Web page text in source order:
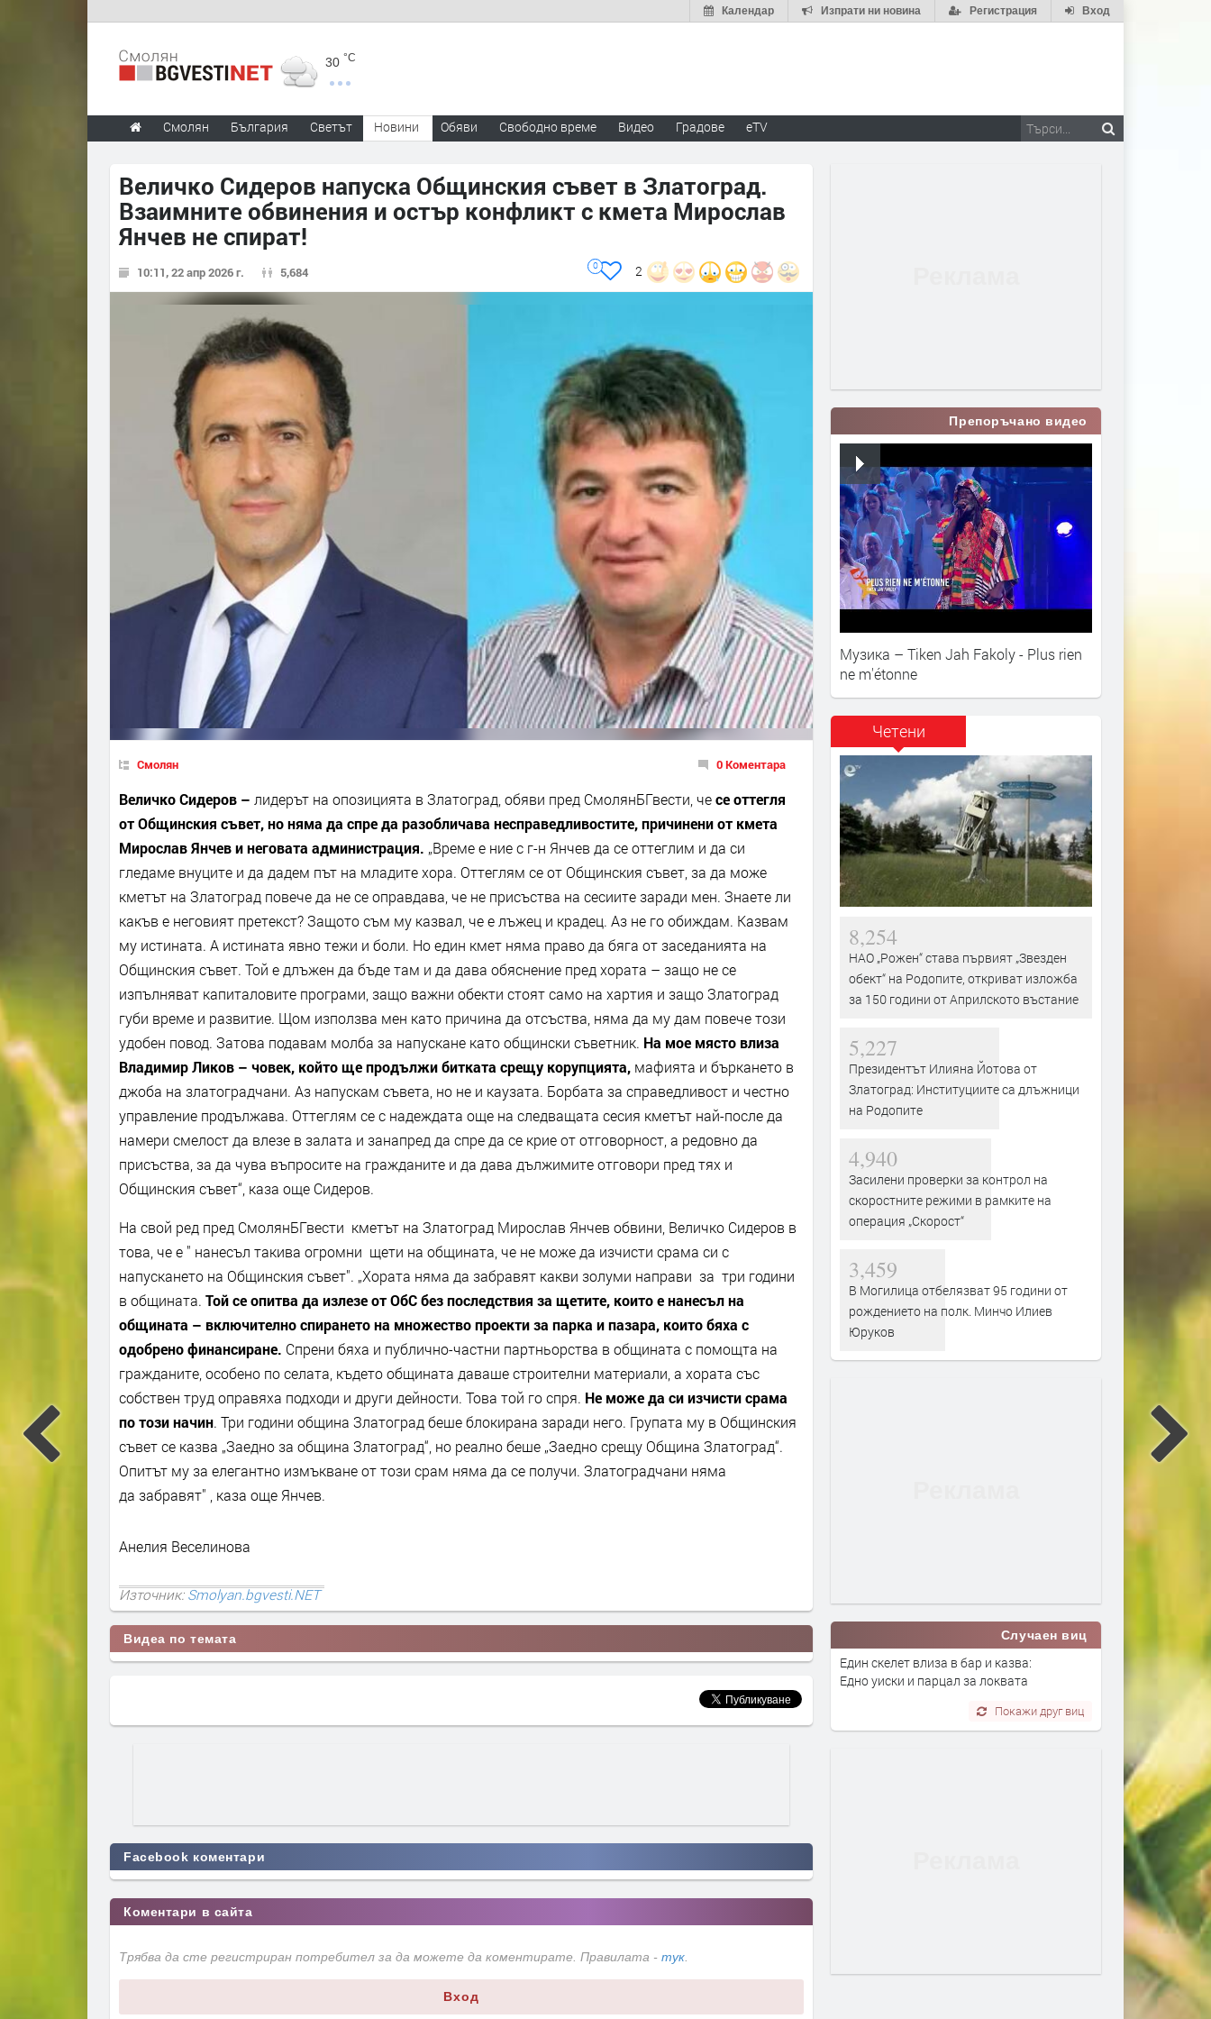
Вход
Регистрация
Изпрати ни новина
Календар
30 °C
Смолян България Светът Новини Обяви Свободно време Видео Градове eTV
Величко Сидеров напуска Общинския съвет в Златоград.
Взаимните обвинения и остър конфликт с кмета Мирослав
Янчев не спират!
10:11, 22 апр 2026 г. 5,684 2
0
Смолян 0 Коментара
Величко Сидеров – лидерът на опозицията в Златоград, обяви пред СмолянБГвести, чесе оттегля
от Общинския съвет, но няма да спре да разобличава несправедливостите, причинени от кмета
Мирослав Янчев и неговата администрация. „Време е ние с г-н Янчев да се оттеглим и да си
гледаме внуците и да дадем път на младите хора. Оттеглям се от Общинския съвет, за да може
кметът на Златоград повече да не се оправдава, че не присъства на сесиите заради мен. Знаете ли
какъв е неговият претекст? Защото съм му казвал, че е лъжец и крадец. Аз не го обиждам. Казвам
му истината. А истината явно тежи и боли. Но един кмет няма право да бяга от заседанията на
Общинския съвет. Той е длъжен да бъде там и да дава обяснение пред хората – защо не се
изпълняват капиталовите програми, защо важни обекти стоят само на хартия и защо Златоград
губи време и развитие. Щом използва мен като причина да отсъства, няма да му дам повече този
удобен повод. Затова подавам молба за напускане като общински съветник. На мое място влиза
Владимир Ликов – човек, който ще продължи битката срещу корупцията, мафията и бъркането в
джоба на златоградчани. Аз напускам съвета, но не и каузата. Борбата за справедливост и честно
управление продължава. Оттеглям се с надеждата още на следващата сесия кметът най-после да
намери смелост да влезе в залата и занапред да спре да се крие от отговорност, а редовно да
присъства, за да чува въпросите на гражданите и да дава дължимите отговори пред тях и
Общинския съвет“, каза още Сидеров.
На свой ред пред СмолянБГвести кметът на Златоград Мирослав Янчев обвини, Величко Сидеров в
това, че е " нанесъл такива огромни щети на общината, че не може да изчисти срама си с
напускането на Общинския съвет". „Хората няма да забравят какви золуми направи за три години
в общината. Той се опитва да излезе от ОбС без последствия за щетите, които е нанесъл на
общината – включително спирането на множество проекти за парка и пазара, които бяха с
одобрено финансиране. Спрени бяха и публично-частни партньорства в общината с помощта на
гражданите, особено по селата, където общината даваше строителни материали, а хората със
собствен труд оправяха подходи и други дейности. Това той го спря. Не може да си изчисти срама
по този начин. Три години община Златоград беше блокирана заради него. Групата му в Общинския
съвет се казва „Заедно за община Златоград“, но реално беше „Заедно срещу Община Златоград“.
Опитът му за елегантно измъкване от този срам няма да се получи. Златоградчани няма
да забравят" , каза още Янчев.
Анелия Веселинова
Източник:Smolyan.bgvesti.NET
Видеа по темата
Facebook коментари
Коментари в сайта
Трябва да сте регистриран потребител за да можете да коментирате. Правилата - тук.
Вход
Препоръчано видео
Музика – Tiken Jah Fakoly - Plus rien
ne m'étonne
Четени
8,254
НАО „Рожен“ става първият „Звезден
обект“ на Родопите, откриват изложба
за 150 години от Априлското въстание
5,227
Президентът Илияна Йотова от
Златоград: Институциите са длъжници
на Родопите
4,940
Засилени проверки за контрол на
скоростните режими в рамките на
операция „Скорост“
3,459
В Могилица отбелязват 95 години от
рождението на полк. Минчо Илиев
Юруков
Случаен виц
Един скелет влиза в бар и казва:
Едно уиски и парцал за локвата
Покажи друг виц